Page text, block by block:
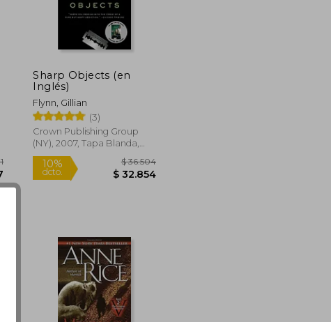
Sharp Objects (en
Inglés)
Flynn, Gillian
(3)
Crown Publishing Group
(NY), 2007, Tapa Blanda,
Nuevo